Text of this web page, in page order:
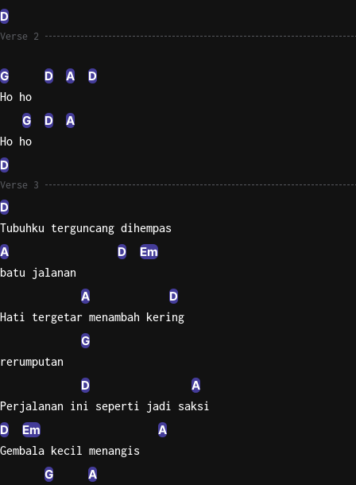
D
Verse 2
G D A D
Ho ho
G D A
Ho ho
D
Verse 3
D
Tubuhku terguncang dihempas
A D Em
batu jalanan
A D
Hati tergetar menambah kering
G
rerumputan
D A
Perjalanan ini seperti jadi saksi
D Em A
Gembala kecil menangis
G A